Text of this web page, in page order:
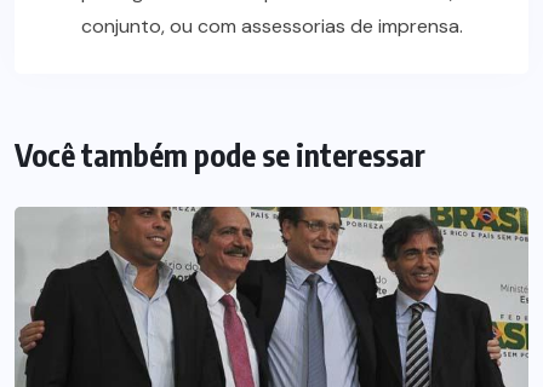
conjunto, ou com assessorias de imprensa.
Você também pode se interessar